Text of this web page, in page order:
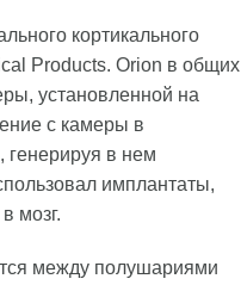
кортикального
Products. Orion в общих
установленной на
с камеры в
генерируя в нем
имплантаты,
мозг.
между полушариями